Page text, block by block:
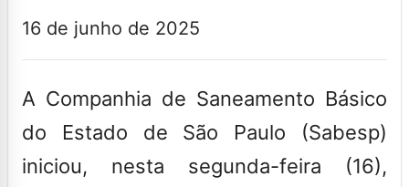
16 de junho de 2025
A Companhia de Saneamento Básico
do Estado de São Paulo (Sabesp)
iniciou, nesta segunda-feira (16),